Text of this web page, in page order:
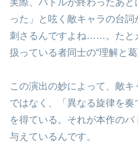
った」と呟く敵キャラの台
刺さるんですよね……。たと
扱っている者同士の“理解と葛
この演出の妙によって、敵
ではなく、「異なる旋律を
を得ている。それが本作の
与えているんです。